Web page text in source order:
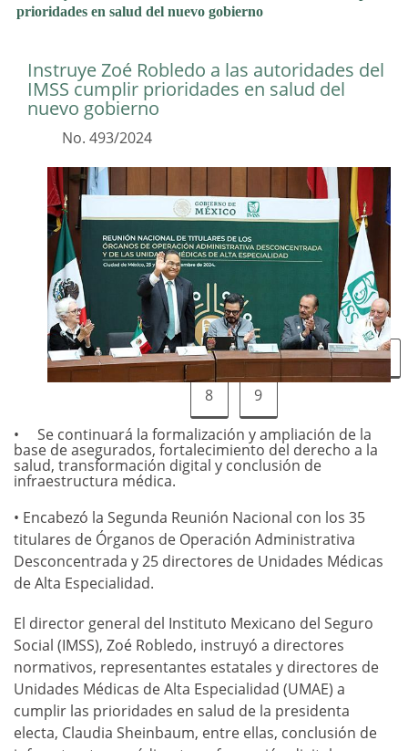
prioridades en salud del nuevo gobierno
Instruye Zoé Robledo a las autoridades del
IMSS cumplir prioridades en salud del
nuevo gobierno
No. 493/2024
1 2 3 4 5 6
7
8
9
Se continuará la formalización y ampliación de la
base de asegurados, fortalecimiento del derecho a la
salud, transformación digital y conclusión de
infraestructura médica.
• Encabezó la Segunda Reunión Nacional con los 35
titulares de Órganos de Operación Administrativa
Desconcentrada y 25 directores de Unidades Médicas
de Alta Especialidad.
El director general del Instituto Mexicano del Seguro
Social (IMSS), Zoé Robledo, instruyó a directores
normativos, representantes estatales y directores de
Unidades Médicas de Alta Especialidad (UMAE) a
cumplir las prioridades en salud de la presidenta
electa, Claudia Sheinbaum, entre ellas, conclusión de